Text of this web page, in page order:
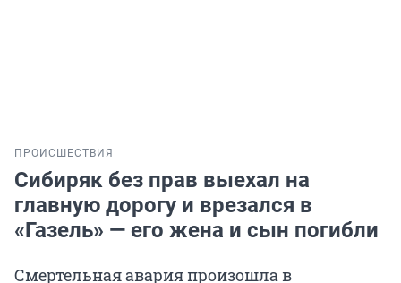
ПРОИСШЕСТВИЯ
Сибиряк без прав выехал на
главную дорогу и врезался в
«Газель» — его жена и сын погибли
Смертельная авария произошла в